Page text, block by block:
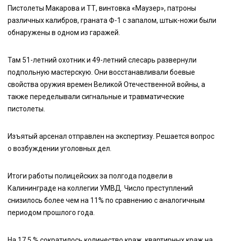
Пистолеты Макарова и ТТ, винтовка «Маузер», патроны
различных калибров, граната Ф-1 с запалом, штык-ножи были
обнаружены в одном из гаражей.
Там 51-летний охотник и 49-летний слесарь развернули
подпольную мастерскую. Они восстанавливали боевые
свойства оружия времен Великой Отечественной войны, а
также переделывали сигнальные и травматические
пистолеты.
Изъятый арсенал отправлен на экспертизу. Решается вопрос
о возбуждении уголовных дел.
Итоги работы полицейских за полгода подвели в
Калининграде на коллегии УМВД. Число преступлений
снизилось более чем на 11% по сравнению с аналогичным
периодом прошлого года.